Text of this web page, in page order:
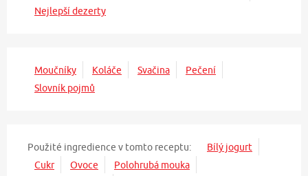
Nejlepší dezerty
Moučníky Koláče Svačina
Pečení
Slovník pojmů
Použité ingredience v tomto receptu:
Bílý jogurt
Cukr
Ovoce
Polohrubá mouka